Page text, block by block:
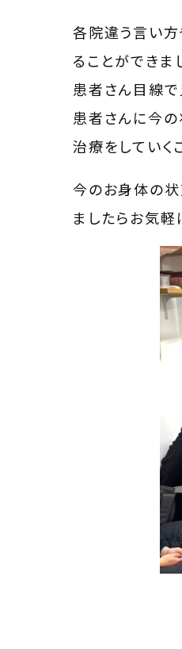
各院違う言い方
ることができま
患者さん目線で
患者さんに今
治療をしていく
今のお身体の状
ましたらお気軽